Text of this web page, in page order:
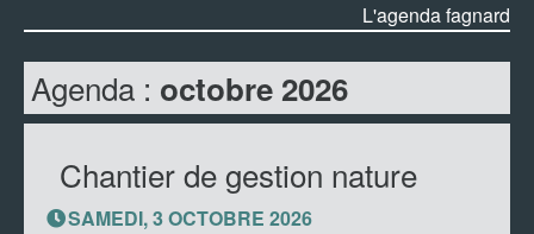
L'agenda fagnard
Agenda : octobre 2026
Chantier de gestion nature
SAMEDI, 3 OCTOBRE 2026